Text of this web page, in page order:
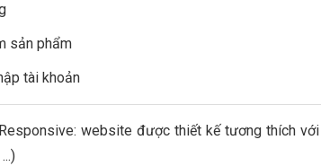
sản phẩm
tài khoản
website được thiết kế tương thích